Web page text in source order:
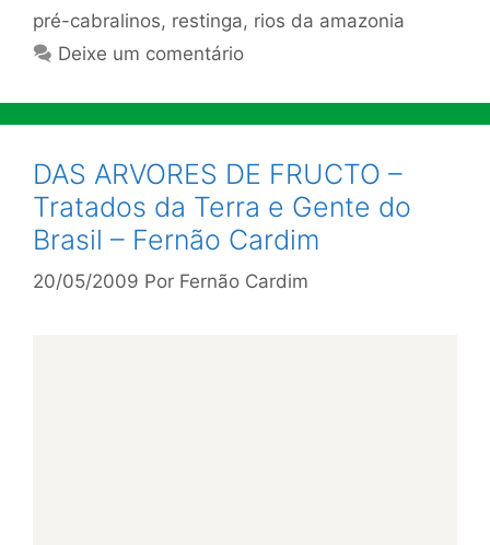
pré-cabralinos, restinga, rios da amazonia
Deixe um comentário
DAS ARVORES DE FRUCTO –
Tratados da Terra e Gente do
Brasil – Fernão Cardim
20/05/2009 Por Fernão Cardim